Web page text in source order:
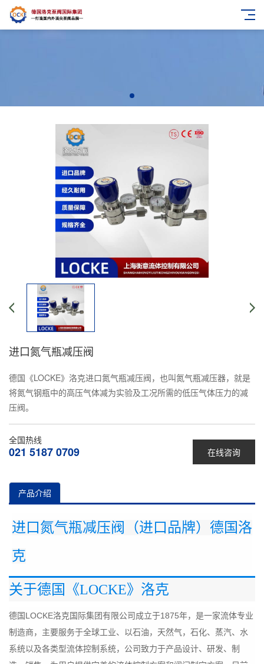
进口氮气瓶减压阀
德国《LOCKE》洛克进口氮气瓶减压阀，也叫氮气瓶减压器，就是
将氮气钢瓶中的高压气体减为实验及工况所需的低压气体压力的减
压阀。
在线咨询
全国热线
021 5187 0709
产品介绍
进口氮气瓶减压阀（进口品牌）德国洛
克
关于德国《LOCKE》洛克
德国LOCKE洛克国际集团有限公司成立于1875年，是一家流体专业
制造商，主要服务于全球工业、以石油，天然气，石化、蒸汽、水
系统以及各类型流体控制系统，公司致力于产品设计、研发、制